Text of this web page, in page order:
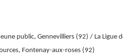
public, Gennevilliers (92) / La Ligue
Fontenay-aux-roses (92)